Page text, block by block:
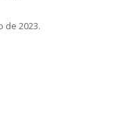
de 2023.